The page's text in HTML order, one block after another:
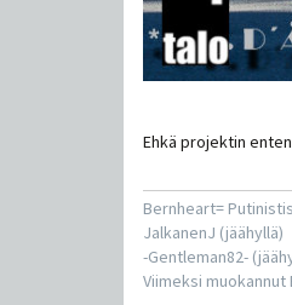
Ehkä projektin
Bernheart=
JalkanenJ (jäähyllä)
-Gentleman82-
Viimeksi